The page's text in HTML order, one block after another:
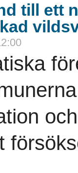
till ett